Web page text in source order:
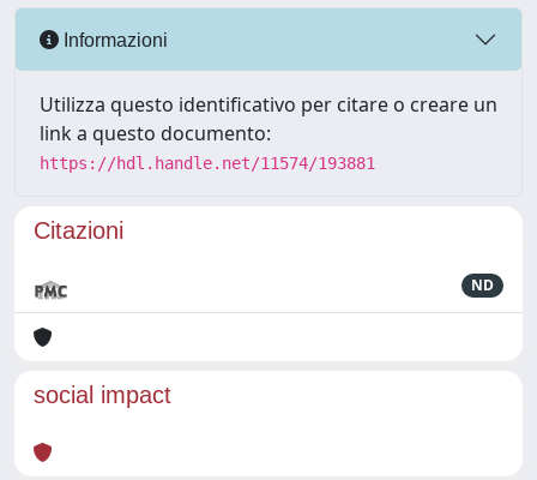
Informazioni
Utilizza questo identificativo per citare o creare un
link a questo documento:
https://hdl.handle.net/11574/193881
Citazioni
ND
social impact